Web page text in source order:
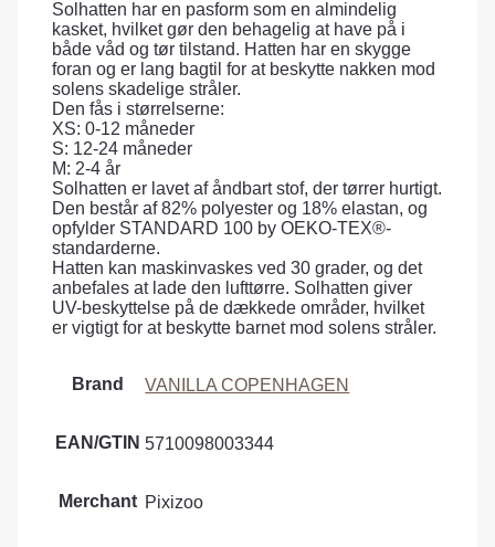
Solhatten har en pasform som en almindelig
kasket, hvilket gør den behagelig at have på i
både våd og tør tilstand. Hatten har en skygge
foran og er lang bagtil for at beskytte nakken mod
solens skadelige stråler.
Den fås i størrelserne:
XS: 0-12 måneder
S: 12-24 måneder
M: 2-4 år
Solhatten er lavet af åndbart stof, der tørrer hurtigt.
Den består af 82% polyester og 18% elastan, og
opfylder STANDARD 100 by OEKO-TEX®-
standarderne.
Hatten kan maskinvaskes ved 30 grader, og det
anbefales at lade den lufttørre. Solhatten giver
UV-beskyttelse på de dækkede områder, hvilket
er vigtigt for at beskytte barnet mod solens stråler.
Brand VANILLA COPENHAGEN
EAN/GTIN 5710098003344
Merchant Pixizoo